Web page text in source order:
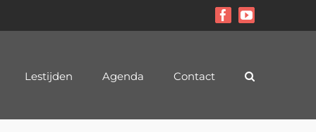
FacebookYouTube
Lestijden Agenda Contact